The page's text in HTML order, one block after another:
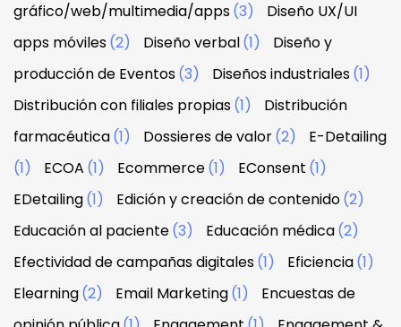
gráfico/web/multimedia/apps(3)
Diseño UX/UI
apps móviles(2) Diseño verbal(1)
Diseño y
producción de Eventos(3) Diseños industriales(1)
Distribución con filiales propias(1)
Distribución
farmacéutica(1) Dossieres de valor(2)
E-Detailing
(1)
ECOA (1) Ecommerce(1) EConsent (1)
EDetailing(1) Edición y creación de contenido(2)
Educación al paciente(3) Educación médica(2)
Efectividad de campañas digitales(1) Eficiencia(1)
Elearning(2) Email Marketing(1)
Encuestas de